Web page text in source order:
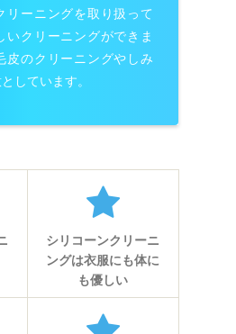
リーニングを取り扱って
いクリーニングができま
皮のクリーニングやしみ
しています。
シリコーンクリーニ
ングは衣服にも体に
も優しい